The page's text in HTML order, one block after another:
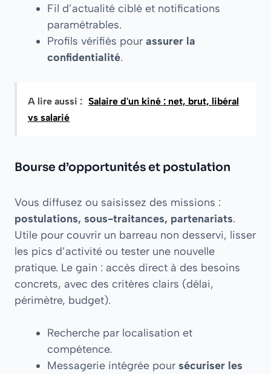
Fil d’actualité ciblé et notifications
paramétrables.
Profils vérifiés pour assurer la
confidentialité.
A lire aussi : Salaire d'un kiné : net, brut, libéral
vs salarié
Bourse d’opportunités et postulation
Vous diffusez ou saisissez des missions :
postulations, sous-traitances, partenariats.
Utile pour couvrir un barreau non desservi, lisser
les pics d’activité ou tester une nouvelle
pratique. Le gain : accès direct à des besoins
concrets, avec des critères clairs (délai,
périmètre, budget).
Recherche par localisation et
compétence.
Messagerie intégrée pour sécuriser les